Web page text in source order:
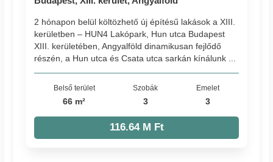
2 hónapon belül költözhető új építésű lakások a XIII.
kerületben – HUN4 Lakópark, Hun utca Budapest
XIII. kerületében, Angyalföld dinamikusan fejlődő
részén, a Hun utca és Csata utca sarkán kínálunk ...
Belső terület
66 m²
Szobák
3
Emelet
3
116.64 M Ft